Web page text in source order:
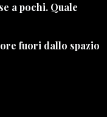
a pochi. Quale
fuori dallo spazio